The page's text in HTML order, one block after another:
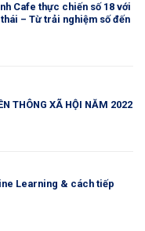
Cafe thực chiến số 18 với
– Từ trải nghiệm số đến
THÔNG XÃ HỘI NĂM 2022
Learning & cách tiếp